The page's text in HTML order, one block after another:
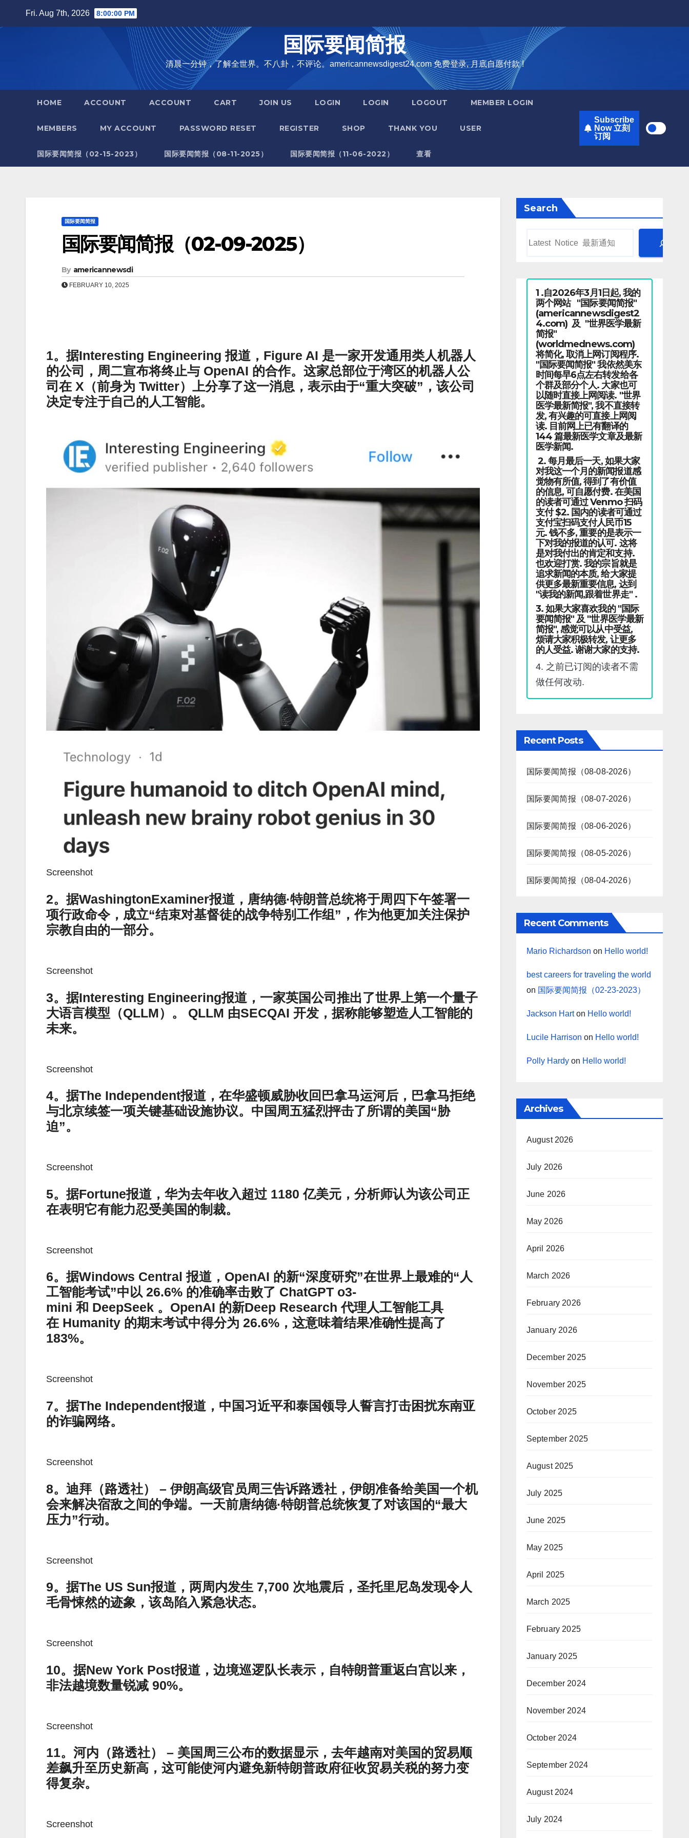
Fri. Aug 7th, 2026 8:00:01 PM
国际要闻简报
清晨一分钟，了解全世界。不八卦，不评论。americannewsdigest24.com 免费登录, 月底自愿付款 !
HOME ACCOUNT ACCOUNT CART JOIN US LOGIN LOGIN LOGOUT MEMBER LOGIN
MEMBERS MY ACCOUNT PASSWORD RESET REGISTER SHOP THANK YOU USER
国际要闻简报（02-15-2023） 国际要闻简报（08-11-2025） 国际要闻简报（11-06-2022） 查看
Subscribe
Now 立刻
订阅
国际要闻简报
国际要闻简报（02-09-2025）
By americannewsdi
FEBRUARY 10, 2025
1。据Interesting Engineering 报道，Figure AI 是一家开发通用类人机器人
的公司，周二宣布将终止与 OpenAI 的合作。这家总部位于湾区的机器人公
司在 X（前身为 Twitter）上分享了这一消息，表示由于“重大突破”，该公司
决定专注于自己的人工智能。
Screenshot
2。据WashingtonExaminer报道，唐纳德·特朗普总统将于周四下午签署一
项行政命令，成立“结束对基督徒的战争特别工作组”，作为他更加关注保护
宗教自由的一部分。
Screenshot
3。据Interesting Engineering报道，一家英国公司推出了世界上第一个量子
大语言模型（QLLM）。 QLLM 由SECQAI 开发，据称能够塑造人工智能的
未来。
Screenshot
4。据The Independent报道，在华盛顿威胁收回巴拿马运河后，巴拿马拒绝
与北京续签一项关键基础设施协议。中国周五猛烈抨击了所谓的美国“胁
迫”。
Screenshot
5。据Fortune报道，华为去年收入超过 1180 亿美元，分析师认为该公司正
在表明它有能力忍受美国的制裁。
Screenshot
6。据Windows Central 报道，OpenAI 的新“深度研究”在世界上最难的“人
工智能考试”中以 26.6% 的准确率击败了 ChatGPT o3-
mini 和 DeepSeek 。OpenAI 的新Deep Research 代理人工智能工具
在 Humanity 的期末考试中得分为 26.6%，这意味着结果准确性提高了
183%。
Screenshot
7。据The Independent报道，中国习近平和泰国领导人誓言打击困扰东南亚
的诈骗网络。
Screenshot
8。迪拜（路透社） – 伊朗高级官员周三告诉路透社，伊朗准备给美国一个机
会来解决宿敌之间的争端。一天前唐纳德·特朗普总统恢复了对该国的“最大
压力”行动。
Screenshot
9。据The US Sun报道，两周内发生 7,700 次地震后，圣托里尼岛发现令人
毛骨悚然的迹象，该岛陷入紧急状态。
Screenshot
10。据New York Post报道，边境巡逻队长表示，自特朗普重返白宫以来，
非法越境数量锐减 90%。
Screenshot
11。河内（路透社） – 美国周三公布的数据显示，去年越南对美国的贸易顺
差飙升至历史新高，这可能使河内避免新特朗普政府征收贸易关税的努力变
得复杂。
Screenshot
Search
1 .自2026年3月1日起, 我的
两个网站 "国际要闻简报"
(americannewsdigest2
4.com) 及 "世界医学最新
简报"
(worldmednews.com)
将简化, 取消上网订阅程序.
"国际要闻简报" 我依然美东
时间每早6点左右转发给各
个群及部分个人. 大家也可
以随时直接上网阅读. "世界
医学最新简报", 我不直接转
发, 有兴趣的可直接上网阅
读. 目前网上已有翻译的
144 篇最新医学文章及最新
医学新闻.
2. 每月最后一天, 如果大家
对我这一个月的新闻报道感
觉物有所值, 得到了有价值
的信息, 可自愿付费. 在美国
的读者可通过 Venmo 扫码
支付 $2. 国内的读者可通过
支付宝扫码支付人民币15
元. 钱不多, 重要的是表示一
下对我的报道的认可. 这将
是对我付出的肯定和支持.
也欢迎打赏. 我的宗旨就是
追求新闻的本质, 给大家提
供更多最新重要信息, 达到
"读我的新闻,跟着世界走" .
3. 如果大家喜欢我的 "国际
要闻简报" 及 "世界医学最新
简报", 感觉可以从中受益,
烦请大家积极转发, 让更多
的人受益. 谢谢大家的支持.
4. 之前已订阅的读者不需
做任何改动.
Recent Posts
国际要闻简报（08-08-2026）
国际要闻简报（08-07-2026）
国际要闻简报（08-06-2026）
国际要闻简报（08-05-2026）
国际要闻简报（08-04-2026）
Recent Comments
Mario Richardson on Hello world!
best careers for traveling the world
on 国际要闻简报（02-23-2023）
Jackson Harton Hello world!
Lucile Harrison on Hello world!
Polly Hardyon Hello world!
Archives
August 2026
July 2026
June 2026
May 2026
April 2026
March 2026
February 2026
January 2026
December 2025
November 2025
October 2025
September 2025
August 2025
July 2025
June 2025
May 2025
April 2025
March 2025
February 2025
January 2025
December 2024
November 2024
October 2024
September 2024
August 2024
July 2024